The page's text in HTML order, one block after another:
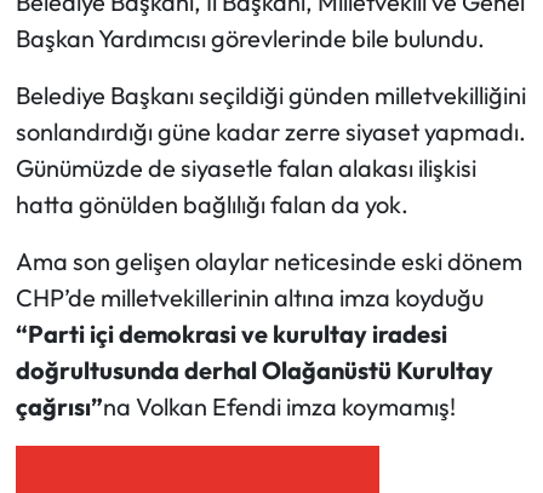
Başkan Yardımcısı görevlerinde bile bulundu.
Belediye Başkanı seçildiği günden milletvekilliğini
sonlandırdığı güne kadar zerre siyaset yapmadı.
Günümüzde de siyasetle falan alakası ilişkisi
hatta gönülden bağlılığı falan da yok.
Ama son gelişen olaylar neticesinde eski dönem
CHP’de milletvekillerinin altına imza koyduğu
“Parti içi demokrasi ve kurultay iradesi
doğrultusunda derhal Olağanüstü Kurultay
çağrısı”na Volkan Efendi imza koymamış!
Spor Yazıları
Ekonomi
Sağlık
Turizm
Teknoloji